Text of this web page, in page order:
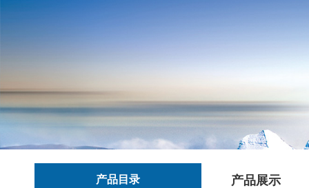
产品目录 产品展示